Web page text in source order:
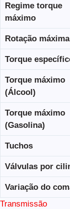
Regime torque
máximo
Rotação máxima
Torque
Torque máximo
(Álcool)
Torque máximo
(Gasolina)
Tuchos
Válvulas por
Variação do
Transmissão